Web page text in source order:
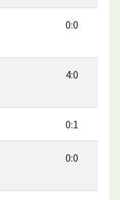
0:0
4:0
0:1
0:0